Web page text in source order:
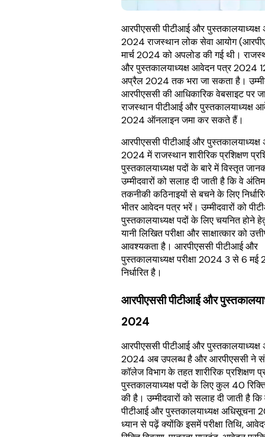
आरपीएससी पीटीआई और पुस्तकालयाध्यक्ष
2024 राजस्थान लोक सेवा आयोग
मार्च 2024 को अपलोड की गई थी।
और पुस्तकालयाध्यक्ष आवेदन पत्र 2024
अप्रैल 2024 तक भरा जा सकता है।
आरपीएससी की आधिकारिक वेबसाइट पर
राजस्थान पीटीआई और पुस्तकालयाध्यक्ष
2024 ऑनलाइन जमा कर सकते हैं।
आरपीएससी पीटीआई और पुस्तकालयाध्यक्ष
2024 में राजस्थान शारीरिक प्रशिक्षण
पुस्तकालयाध्यक्ष पदों के बारे में विस्तृत
उम्मीदवारों को सलाह दी जाती है कि वे
तकनीकी कठिनाइयों से बचने के लिए
भीतर आवेदन पत्र भरें। उम्मीदवारों को
पुस्तकालयाध्यक्ष पदों के लिए चयनित होने
यानी लिखित परीक्षा और साक्षात्कार को
आवश्यकता है। आरपीएससी पीटीआई और
पुस्तकालयाध्यक्ष परीक्षा 2024 3 से 6
निर्धारित है।
आरपीएससी पीटीआई और
2024
आरपीएससी पीटीआई और पुस्तकालयाध्यक्ष
2024 अब उपलब्ध है और आरपीएससी ने
कॉलेज विभाग के तहत शारीरिक प्रशिक्षण
पुस्तकालयाध्यक्ष पदों के लिए कुल 40
की है। उम्मीदवारों को सलाह दी जाती है
पीटीआई और पुस्तकालयाध्यक्ष अधिसूचना
ध्यान से पढ़ें क्योंकि इसमें परीक्षा तिथि,